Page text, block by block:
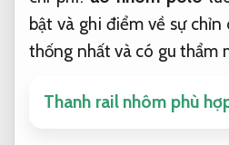
bật và ghi điểm về sự chỉn
thống nhất và có gu thẩm
Thanh rail nhôm phù